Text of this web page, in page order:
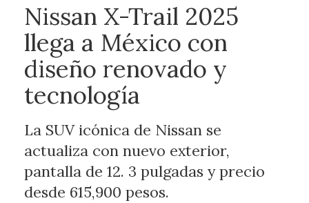
Nissan X-Trail 2025
llega a México con
diseño renovado y
tecnología
La SUV icónica de Nissan se
actualiza con nuevo exterior,
pantalla de 12. 3 pulgadas y precio
desde 615,900 pesos.